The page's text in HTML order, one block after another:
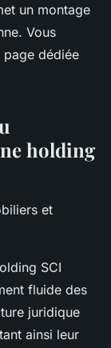
un montage
Vous
dédiée
holding
et
SCI
fluide des
juridique
ainsi leur